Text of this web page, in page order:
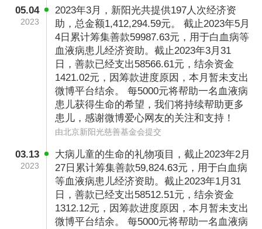
05.04
2023
2023年3月，新阳光共提供197人次经济资
助，总金额1,412,294.59元。 截止2023年5月
4日累计筹集善款59987.63元，用于白血病等
血液病患儿经济资助。截止2023年3月31
日，善款已经支出58566.61元，结余资金
1421.02元，因筹款进度原因，本月暂未支出
微博平台结余。 每5000元将帮助一名血液病
患儿获得生命的希望，我们将持续帮助更多
患儿，感谢微博爱心网友的关注和支持！
由北京新阳光慈善基金会提交
03.13
2023
大病儿童的生命的礼物项目，截止2023年2月
27日累计筹集善款59,824.63元，用于白血病
等血液病患儿经济资助。截止2023年1月31
日，善款已经支出58512.51元，结余资金
1312.12元，因筹款进度原因，本月暂未支出
微博平台结余。 每5000元将帮助一名血液病